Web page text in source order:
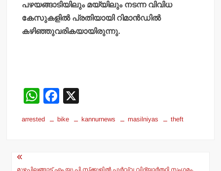
പഴയങ്ങാടിയിലും മയ്യിലും നടന്ന വിവിധ
കേസുകളില്‍ പ്രതിയായി റിമാന്‍ഡില്‍
കഴിഞ്ഞുവരികയായിരുന്നു.
W
h
at
F
a
c
arrested bike kannurnews masilniyas theft
Post